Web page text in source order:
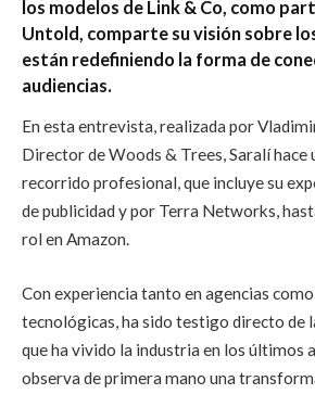
los modelos de Link & Co, como
Untold, comparte su visión sobre
están redefiniendo la forma de
audiencias.
En esta entrevista, realizada por
Director de Woods & Trees, Saralí hace
recorrido profesional, que incluye su
de publicidad y por Terra Networks,
rol en Amazon.
Con experiencia tanto en agencias
tecnológicas, ha sido testigo directo de
que ha vivido la industria en los últimos
observa de primera mano una